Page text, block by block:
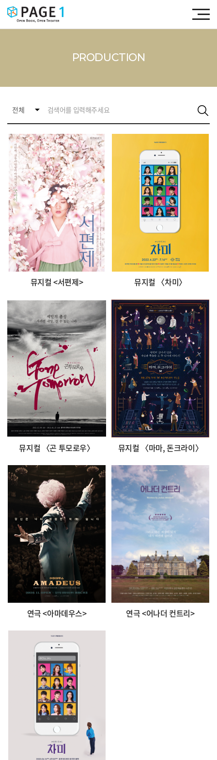
PRODUCTION
뮤지컬 <서편제> 뮤지컬 〈차미〉
뮤지컬 〈곤 투모로우〉 뮤지컬 〈마마, 돈크라이〉
연극 <아마데우스> 연극 <어나더 컨트리>